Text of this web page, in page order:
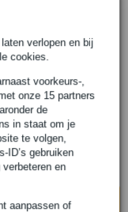
verlopen en bij
cookies.
voorkeurs-,
onze 15 partners
de
in staat om je
te volgen,
ID’s gebruiken
en
aanpassen of